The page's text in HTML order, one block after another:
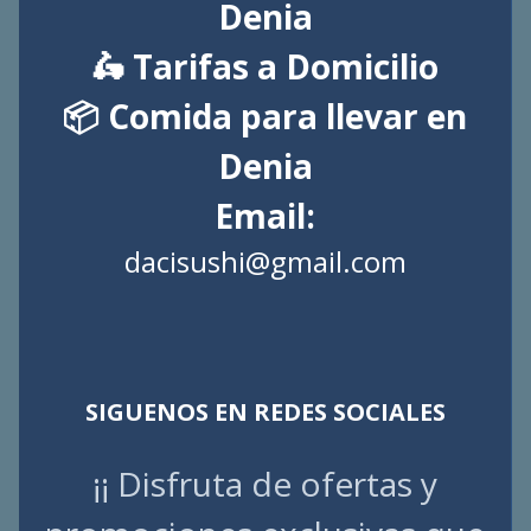
Denia
🛵 Tarifas a Domicilio
📦 Comida para llevar en
Denia
Email:
dacisushi@gmail.com
SIGUENOS EN REDES SOCIALES
¡¡ Disfruta de ofertas y